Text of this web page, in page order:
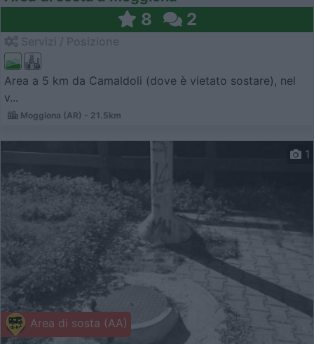
8 2
Area a 5 km da Camaldoli (dove è vietato sostare), nel
v...
Moggiona (AR) - 21.5km
Area di sosta (AA)
1